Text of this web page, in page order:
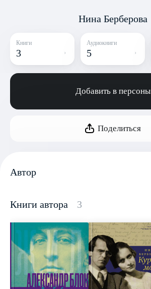
Нина Берберова
Книги
3
Аудиокниги
5
Добавить в персоны
Поделиться
Автор
Книги автора 3